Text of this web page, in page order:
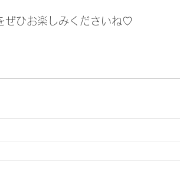
ぜひお楽しみくださいね♡